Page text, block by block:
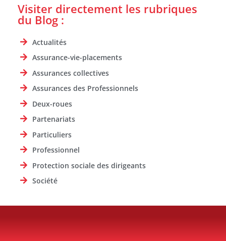
Visiter directement les rubriques
du Blog :
Actualités
Assurance-vie-placements
Assurances collectives
Assurances des Professionnels
Deux-roues
Partenariats
Particuliers
Professionnel
Protection sociale des dirigeants
Société